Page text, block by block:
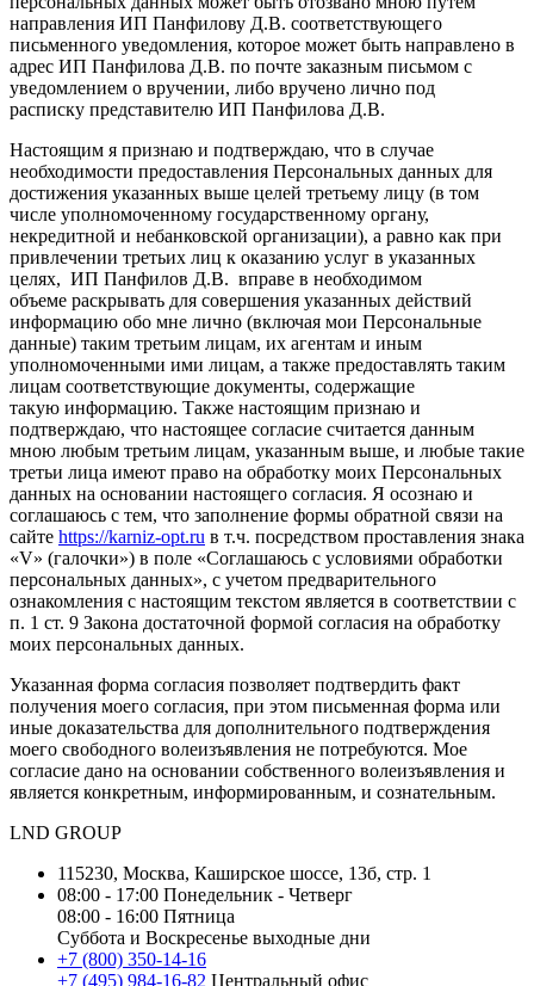
направления ИП Панфилову Д.В. соответствующего
письменного уведомления, которое может быть направлено в
адрес ИП Панфилова Д.В. по почте заказным письмом с
уведомлением о вручении, либо вручено лично под
расписку представителю ИП Панфилова Д.В.
Настоящим я признаю и подтверждаю, что в случае
необходимости предоставления Персональных данных для
достижения указанных выше целей третьему лицу (в том
числе уполномоченному государственному органу,
некредитной и небанковской организации), а равно как при
привлечении третьих лиц к оказанию услуг в указанных
целях, ИП Панфилов Д.В. вправе в необходимом
объеме раскрывать для совершения указанных действий
информацию обо мне лично (включая мои Персональные
данные) таким третьим лицам, их агентам и иным
уполномоченными ими лицам, а также предоставлять таким
лицам соответствующие документы, содержащие
такую информацию. Также настоящим признаю и
подтверждаю, что настоящее согласие считается данным
мною любым третьим лицам, указанным выше, и любые такие
третьи лица имеют право на обработку моих Персональных
данных на основании настоящего согласия. Я осознаю и
соглашаюсь с тем, что заполнение формы обратной связи на
сайте https://karniz-opt.ru в т.ч. посредством проставления знака
«V» (галочки») в поле «Соглашаюсь с условиями обработки
персональных данных», с учетом предварительного
ознакомления с настоящим текстом является в соответствии с
п. 1 ст. 9 Закона достаточной формой согласия на обработку
моих персональных данных.
Указанная форма согласия позволяет подтвердить факт
получения моего согласия, при этом письменная форма или
иные доказательства для дополнительного подтверждения
моего свободного волеизъявления не потребуются. Мое
согласие дано на основании собственного волеизъявления и
является конкретным, информированным, и сознательным.
LND GROUP
115230, Москва, Каширское шоссе, 13б, стр. 1
08:00 - 17:00 Понедельник - Четверг
08:00 - 16:00 Пятница
Суббота и Воскресенье выходные дни
+7 (800) 350-14-16
+7 (495) 984-16-82 Центральный офис